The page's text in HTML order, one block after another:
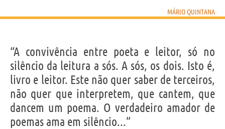
MÁRIO QUINTANA
“A convivência entre poeta e leitor, só no
silêncio da leitura a sós. A sós, os dois. Isto é,
livro e leitor. Este não quer saber de terceiros,
não quer que interpretem, que cantem, que
dancem um poema. O verdadeiro amador de
poemas ama em silêncio...”